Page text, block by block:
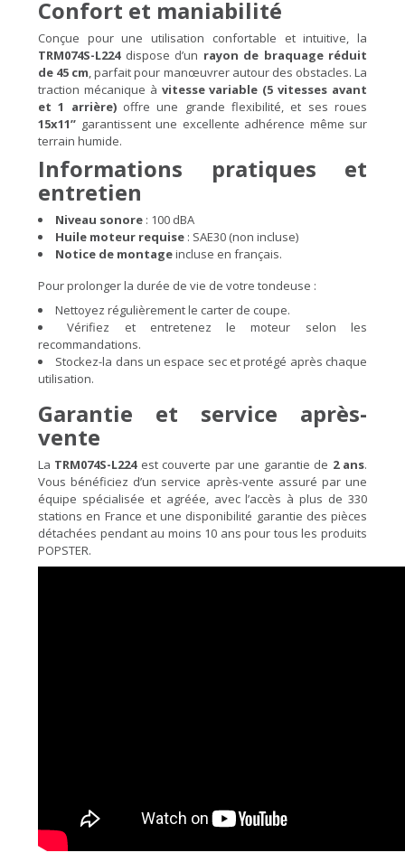
Confort et maniabilité
Conçue pour une utilisation confortable et intuitive, la
TRM074S-L224dispose d’un rayon de braquage réduit
de 45 cm, parfait pour manœuvrer autour des obstacles. La
traction mécanique à vitesse variable (5 vitesses avant
et 1 arrière)offre une grande flexibilité, et ses roues
15x11’’ garantissent une excellente adhérence même sur
terrain humide.
Informations pratiques et
entretien
Niveau sonore : 100 dBA
Huile moteur requise : SAE30 (non incluse)
Notice de montageincluse en français.
Pour prolonger la durée de vie de votre tondeuse :
Nettoyez régulièrement le carter de coupe.
Vérifiez et entretenez le moteur selon les
recommandations.
Stockez-la dans un espace sec et protégé après chaque
utilisation.
Garantie et service après-
vente
La TRM074S-L224est couverte par une garantie de 2 ans.
Vous bénéficiez d’un service après-vente assuré par une
équipe spécialisée et agréée, avec l’accès à plus de 330
stations en France et une disponibilité garantie des pièces
détachées pendant au moins 10 ans pour tous les produits
POPSTER.